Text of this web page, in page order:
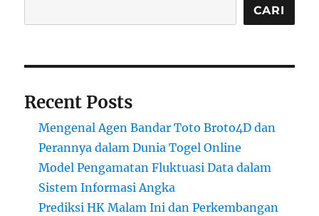
CARI
Recent Posts
Mengenal Agen Bandar Toto Broto4D dan
Perannya dalam Dunia Togel Online
Model Pengamatan Fluktuasi Data dalam
Sistem Informasi Angka
Prediksi HK Malam Ini dan Perkembangan